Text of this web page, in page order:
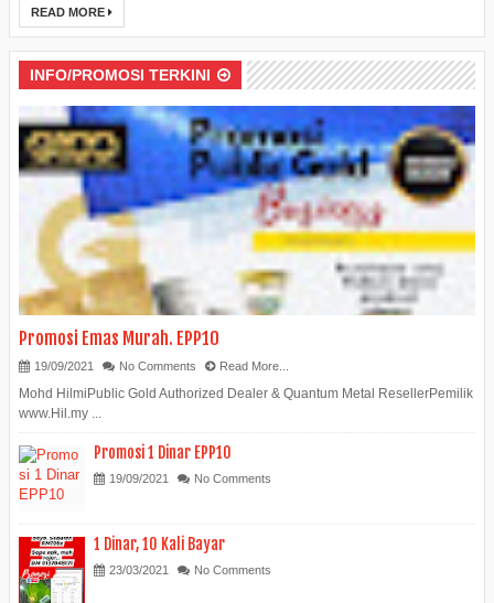
READ MORE
INFO/PROMOSI TERKINI
Promosi Emas Murah. EPP10
19/09/2021 No Comments Read More...
Mohd HilmiPublic Gold Authorized Dealer & Quantum Metal ResellerPemilik
www.Hil.my ...
Promosi 1 Dinar EPP10
19/09/2021 No Comments
1 Dinar, 10 Kali Bayar
23/03/2021 No Comments